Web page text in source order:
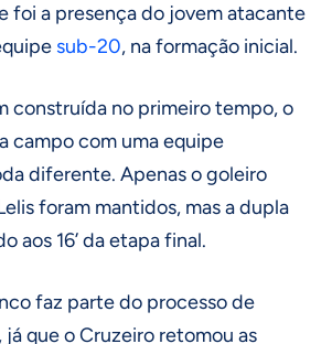
foi a presença do jovem atacante
sub-20, na formação inicial.
construída no primeiro tempo, o
campo com uma equipe
diferente. Apenas o goleiro
foram mantidos, mas a dupla
aos 16’ da etapa final.
faz parte do processo de
que o Cruzeiro retomou as